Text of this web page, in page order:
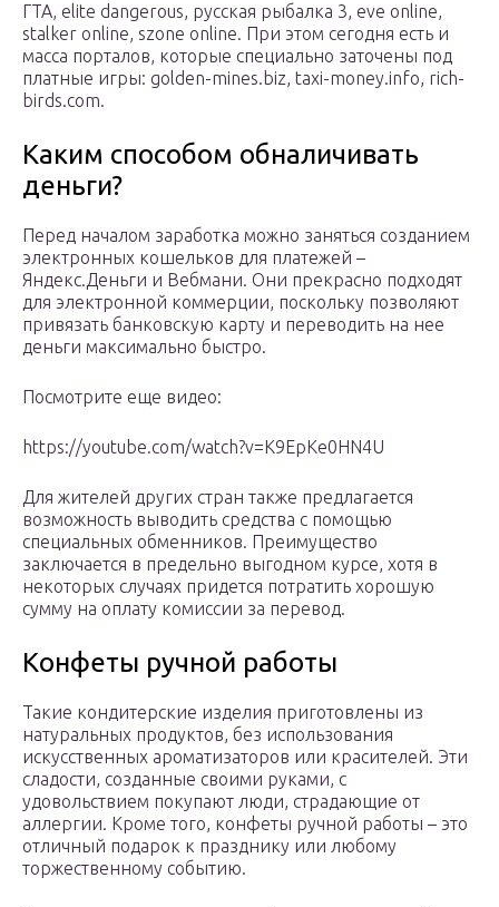
ГТА, elite dangerous, русская рыбалка 3, eve online,
stalker online, szone online. При этом сегодня есть и
масса порталов, которые специально заточены под
платные игры: golden-mines.biz, taxi-money.info, rich-
birds.com.
Каким способом обналичивать
деньги?
Перед началом заработка можно заняться созданием
электронных кошельков для платежей –
Яндекс.Деньги и Вебмани. Они прекрасно подходят
для электронной коммерции, поскольку позволяют
привязать банковскую карту и переводить на нее
деньги максимально быстро.
Посмотрите еще видео:
https://youtube.com/watch?v=K9EpKe0HN4U
Для жителей других стран также предлагается
возможность выводить средства с помощью
специальных обменников. Преимущество
заключается в предельно выгодном курсе, хотя в
некоторых случаях придется потратить хорошую
сумму на оплату комиссии за перевод.
Конфеты ручной работы
Такие кондитерские изделия приготовлены из
натуральных продуктов, без использования
искусственных ароматизаторов или красителей. Эти
сладости, созданные своими руками, с
удовольствием покупают люди, страдающие от
аллергии. Кроме того, конфеты ручной работы – это
отличный подарок к празднику или любому
торжественному событию.